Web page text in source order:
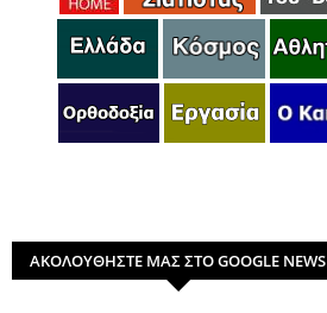
ΑΚΟΛΟΥΘΗΣΤΕ ΜΑΣ ΣΤΟ GOOGLE NEWS